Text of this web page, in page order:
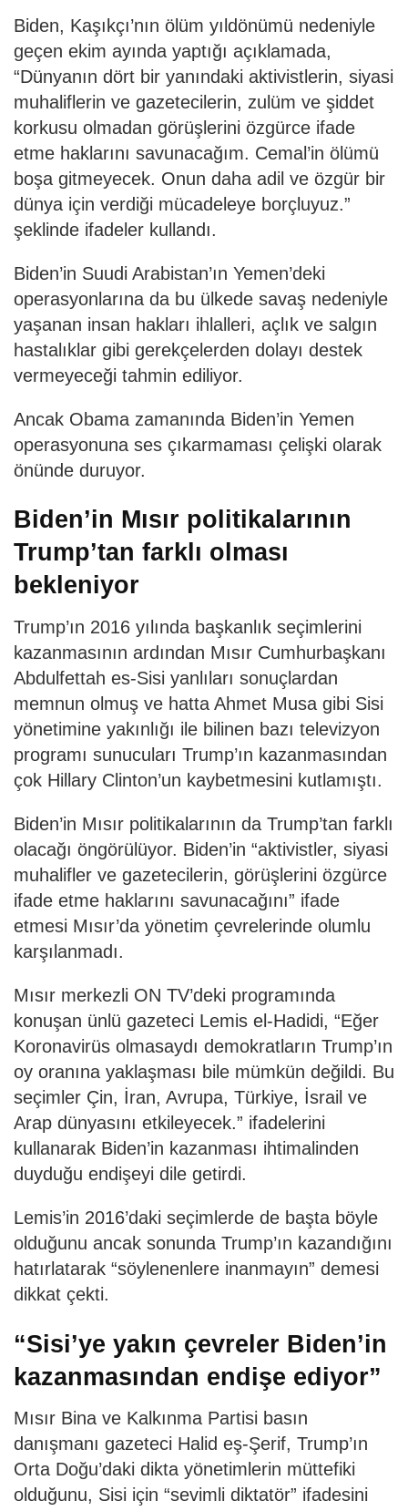
Biden, Kaşıkçı’nın ölüm yıldönümü nedeniyle
geçen ekim ayında yaptığı açıklamada,
“Dünyanın dört bir yanındaki aktivistlerin, siyasi
muhaliflerin ve gazetecilerin, zulüm ve şiddet
korkusu olmadan görüşlerini özgürce ifade
etme haklarını savunacağım. Cemal’in ölümü
boşa gitmeyecek. Onun daha adil ve özgür bir
dünya için verdiği mücadeleye borçluyuz.”
şeklinde ifadeler kullandı.
Biden’in Suudi Arabistan’ın Yemen’deki
operasyonlarına da bu ülkede savaş nedeniyle
yaşanan insan hakları ihlalleri, açlık ve salgın
hastalıklar gibi gerekçelerden dolayı destek
vermeyeceği tahmin ediliyor.
Ancak Obama zamanında Biden’in Yemen
operasyonuna ses çıkarmaması çelişki olarak
önünde duruyor.
Biden’in Mısır politikalarının
Trump’tan farklı olması
bekleniyor
Trump’ın 2016 yılında başkanlık seçimlerini
kazanmasının ardından Mısır Cumhurbaşkanı
Abdulfettah es-Sisi yanlıları sonuçlardan
memnun olmuş ve hatta Ahmet Musa gibi Sisi
yönetimine yakınlığı ile bilinen bazı televizyon
programı sunucuları Trump’ın kazanmasından
çok Hillary Clinton’un kaybetmesini kutlamıştı.
Biden’in Mısır politikalarının da Trump’tan farklı
olacağı öngörülüyor. Biden’in “aktivistler, siyasi
muhalifler ve gazetecilerin, görüşlerini özgürce
ifade etme haklarını savunacağını” ifade
etmesi Mısır’da yönetim çevrelerinde olumlu
karşılanmadı.
Mısır merkezli ON TV’deki programında
konuşan ünlü gazeteci Lemis el-Hadidi, “Eğer
Koronavirüs olmasaydı demokratların Trump’ın
oy oranına yaklaşması bile mümkün değildi. Bu
seçimler Çin, İran, Avrupa, Türkiye, İsrail ve
Arap dünyasını etkileyecek.” ifadelerini
kullanarak Biden’in kazanması ihtimalinden
duyduğu endişeyi dile getirdi.
Lemis’in 2016’daki seçimlerde de başta böyle
olduğunu ancak sonunda Trump’ın kazandığını
hatırlatarak “söylenenlere inanmayın” demesi
dikkat çekti.
“Sisi’ye yakın çevreler Biden’in
kazanmasından endişe ediyor”
Mısır Bina ve Kalkınma Partisi basın
danışmanı gazeteci Halid eş-Şerif, Trump’ın
Orta Doğu’daki dikta yönetimlerin müttefiki
olduğunu, Sisi için “sevimli diktatör” ifadesini